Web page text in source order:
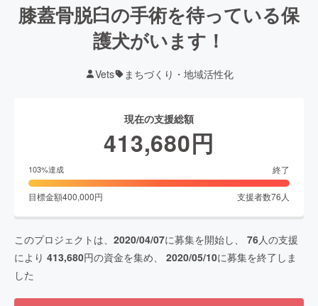
膝蓋骨脱臼の手術を待っている保
護犬がいます！
Vets まちづくり・地域活性化
現在の支援総額
413,680円
103%達成 終了
目標金額400,000円 支援者数76 人
このプロジェクトは、 2020/04/07に募集を開始し、 76人の支援
により 413,680円の資金を集め、 2020/05/10に募集を終了しま
した